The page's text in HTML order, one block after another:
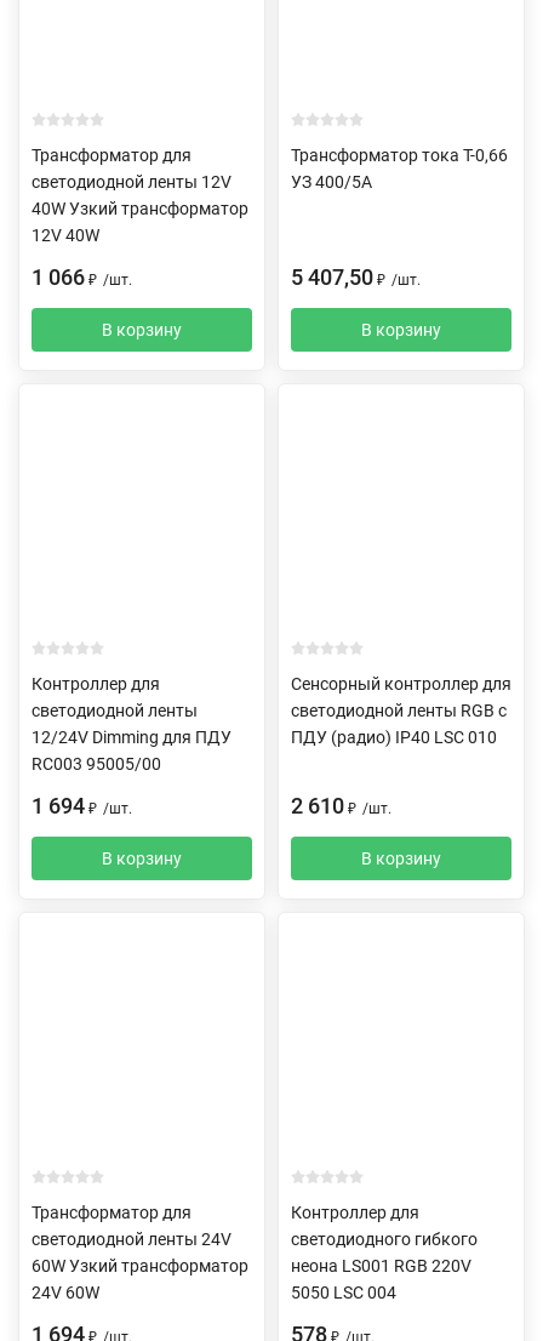
Трансформатор для
светодиодной ленты 12V
40W Узкий трансформатор
12V 40W
1 066 ₽ /шт.
В корзину
Трансформатор тока Т-0,66
УЗ 400/5А
5 407,50 ₽ /шт.
В корзину
Контроллер для
светодиодной ленты
12/24V Dimming для ПДУ
RC003 95005/00
1 694 ₽ /шт.
В корзину
Сенсорный контроллер для
светодиодной ленты RGB с
ПДУ (радио) IP40 LSC 010
2 610 ₽ /шт.
В корзину
Трансформатор для
светодиодной ленты 24V
60W Узкий трансформатор
24V 60W
1 694 ₽ /шт.
Контроллер для
светодиодного гибкого
неона LS001 RGB 220V
5050 LSC 004
578 ₽ /шт.